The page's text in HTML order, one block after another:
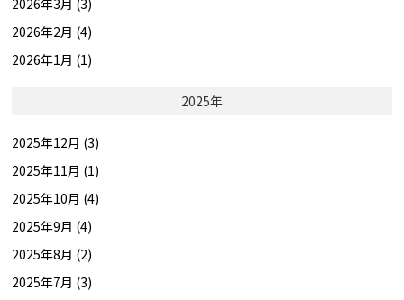
2026年3月 (3)
2026年2月 (4)
2026年1月 (1)
2025年
2025年12月 (3)
2025年11月 (1)
2025年10月 (4)
2025年9月 (4)
2025年8月 (2)
2025年7月 (3)